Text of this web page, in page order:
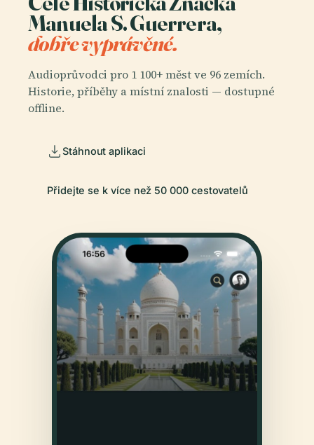
Manuela S. Guerrera,
dobře vyprávěné.
Audioprůvodci pro 1 100+ měst ve 96 zemích.
Historie, příběhy a místní znalosti — dostupné
offline.
Stáhnout aplikaci
Přidejte se k více než 50 000 cestovatelů